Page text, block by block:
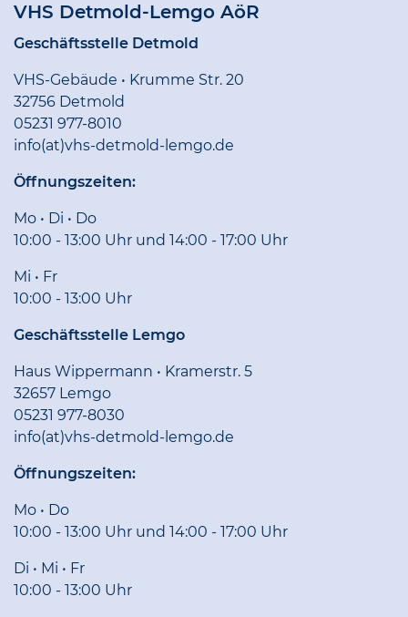
VHS Detmold-Lemgo AöR
Geschäftsstelle Detmold
VHS-Gebäude • Krumme Str. 20
32756 Detmold
05231 977-8010
info(at)vhs-detmold-lemgo.de
Öffnungszeiten:
Mo • Di • Do
10:00 - 13:00 Uhr und 14:00 - 17:00 Uhr
Mi • Fr
10:00 - 13:00 Uhr
Geschäftsstelle Lemgo
Haus Wippermann • Kramerstr. 5
32657 Lemgo
05231 977-8030
info(at)vhs-detmold-lemgo.de
Öffnungszeiten:
Mo • Do
10:00 - 13:00 Uhr und 14:00 - 17:00 Uhr
Di • Mi • Fr
10:00 - 13:00 Uhr